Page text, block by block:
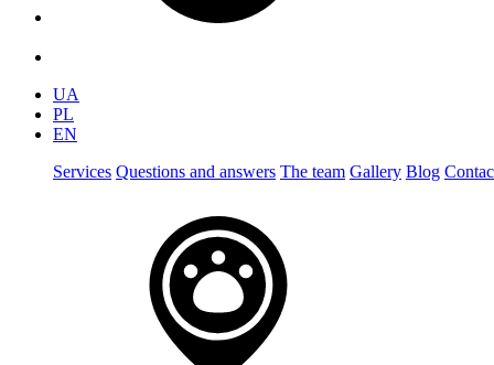
UA
PL
EN
Services Questions and answers The team Gallery Blog